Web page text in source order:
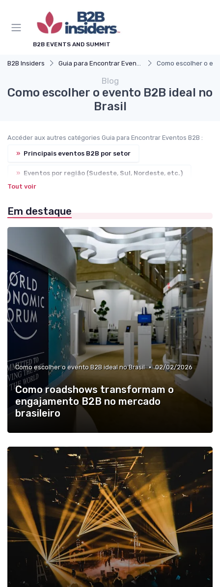
B2B EVENTS AND SUMMIT
B2B Insiders Guia para Encontrar Eventos B2B Como escolher o
Blog
Como escolher o evento B2B ideal no
Brasil
Accéder aux autres catégories Guia para Encontrar Eventos B2B :
» Principais eventos B2B por setor
» Eventos por região (Sudeste, Sul, Nordeste, etc.)
» Diferenças entre eventos nacionais e internacionais
Ferramentas e plataformas para buscar eventos B2B
Tout voir
Em destaque
Como escolher o evento B2B ideal no Brasil • 02/02/2026
Como roadshows transformam o
engajamento B2B no mercado
brasileiro